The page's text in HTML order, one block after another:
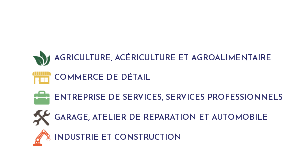
AGRICULTURE, ACÉRICULTURE ET AGROALIMENTAIRE
COMMERCE DE DÉTAIL
ENTREPRISE DE SERVICES, SERVICES PROFESSIONNELS
GARAGE, ATELIER DE REPARATION ET AUTOMOBILE
INDUSTRIE ET CONSTRUCTION